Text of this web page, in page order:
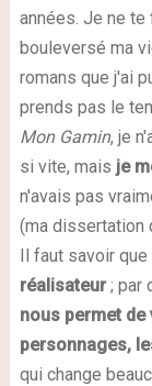
années. Je ne
bouleversé ma
romans que j'ai
prends pas le
Mon Gamin, je
si vite, mais je
n'avais pas
(ma dissertation
Il faut savoir que
réalisateur; par
nous permet
personnages,
qui change